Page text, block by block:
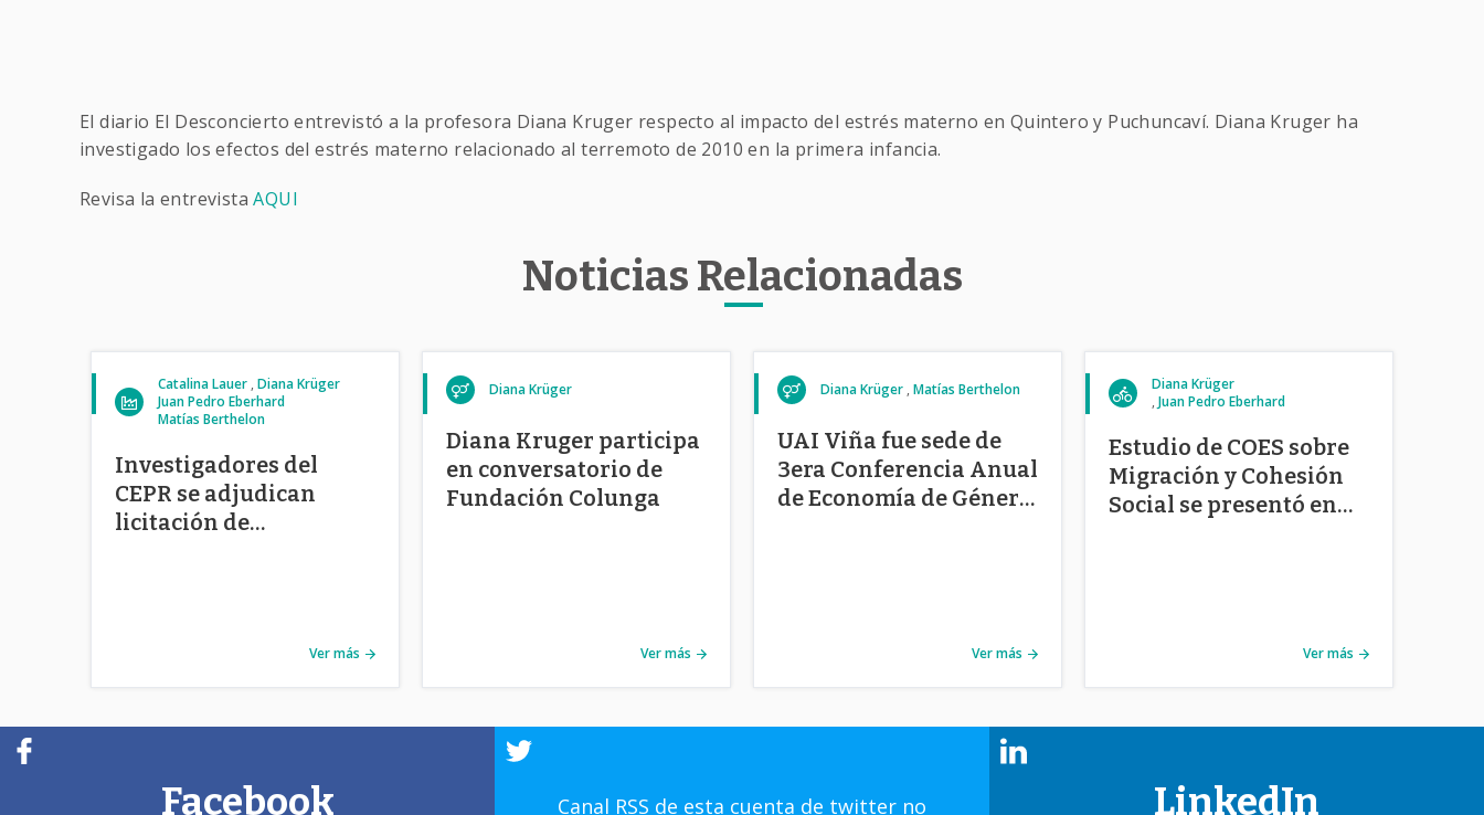
El diario El Desconcierto entrevistó a la profesora Diana Kruger respecto al impacto del estrés materno en Quintero y Puchuncaví. Diana Kruger ha
investigado los efectos del estrés materno relacionado al terremoto de 2010 en la primera infancia.
Revisa la entrevistaAQUI
Noticias Relacionadas
Catalina Lauer Diana Krüger
Juan Pedro Eberhard
Matías Berthelon
Investigadores del
CEPR se adjudican
licitación de
Ver más
Diana Krüger
Diana Kruger participa
en conversatorio de
Fundación Colunga
Ver más
Diana Krüger Matías Berthelon
UAI Viña fue sede de
3era Conferencia Anual
de Economía de Género
Ver más
Diana Krüger
Juan Pedro Eberhard
Estudio de COES sobre
Migración y Cohesión
Social se presentó en
Ver más
Facebook Canal RSS de esta cuenta de twitter no LinkedIn